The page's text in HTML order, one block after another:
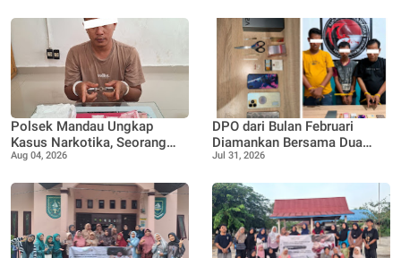
Polsek Mandau Ungkap
Kasus Narkotika, Seorang
Pria Diamankan dengan
Aug 04, 2026
DPO dari Bulan Februari
Diamankan Bersama Dua
Rekan Lainnya Terkait
Jenis Sabu
Jul 31, 2026